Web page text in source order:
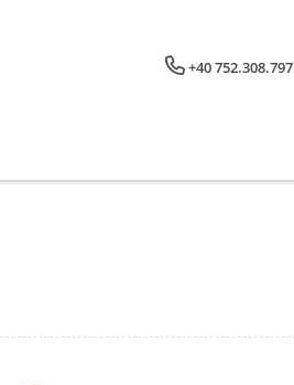
+40 752.308.797